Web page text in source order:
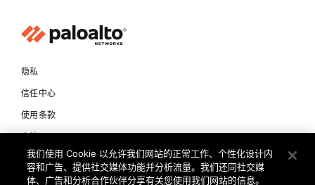
隐私
信任中心
使用条款
版权所有 © 2026 Palo Alto Networks。保留所有权利
我们使用 Cookie 以允许我们网站的正常工作、个性化设计内
容和广告、提供社交媒体功能并分析流量。我们还同社交媒
体、广告和分析合作伙伴分享有关您使用我们网站的信息。